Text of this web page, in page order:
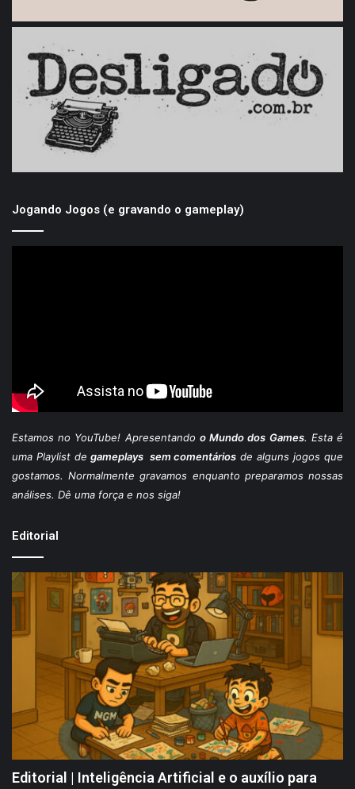
Jogando Jogos (e gravando o gameplay)
Estamosno YouTube! Apresentando o Mundo dos Games. Esta é
uma Playlist de gameplays sem comentários de alguns jogos que
gostamos. Normalmente gravamos enquanto preparamos nossas
análises. Dê uma força e nos siga!
Editorial
Editorial | Inteligência Artificial e o auxílio para